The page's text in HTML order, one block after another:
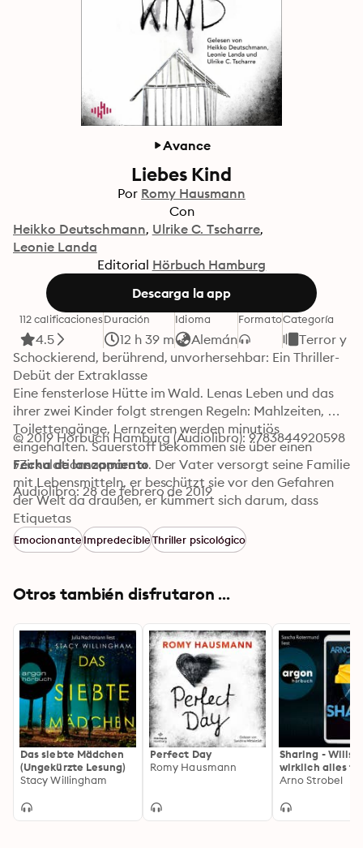
Avance
Liebes Kind
Por Romy Hausmann
Con
Heikko Deutschmann Ulrike C. Tscharre
Leonie Landa
Editorial Hörbuch Hamburg
Descarga la app
112 calificaciones
4.5
Duración
12 h 39 m
Idioma
Alemán
FormatoCategoría
Terror y
Schockierend, berührend, unvorhersehbar: Ein Thriller-
Debüt der Extraklasse
Eine fensterlose Hütte im Wald. Lenas Leben und das
ihrer zwei Kinder folgt strengen Regeln: Mahlzeiten,
Toilettengänge, Lernzeiten werden minutiös
eingehalten. Sauerstoff bekommen sie über einen
»Zirkulationsapparat«. Der Vater versorgt seine Familie
mit Lebensmitteln, er beschützt sie vor den Gefahren
der Welt da draußen, er kümmert sich darum, dass
seine Kinder immer eine Mutter haben. Doch eines
Tages gelingt ihnen die Flucht – und der Alptraum geht
weiter. Denn vieles deutet darauf hin, dass der
© 2019 Hörbuch Hamburg (Audiolibro): 9783844920598
Fecha de lanzamiento
Audiolibro: 28 de febrero de 2019
Etiquetas
EmocionanteImpredecibleThriller psicológico
Otros también disfrutaron ...
Das siebte Mädchen
(Ungekürzte Lesung)
Stacy Willingham
Perfect Day
Romy Hausmann
Sharing - Willst
wirklich alles
(Gekürzt):
Arno Strobel